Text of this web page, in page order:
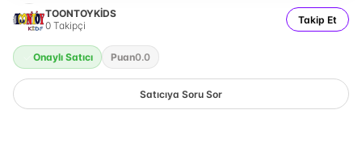
TOONTOYKİDS
0 Takipçi Takip Et
Onaylı Satıcı Puan0.0
Satıcıya Soru Sor